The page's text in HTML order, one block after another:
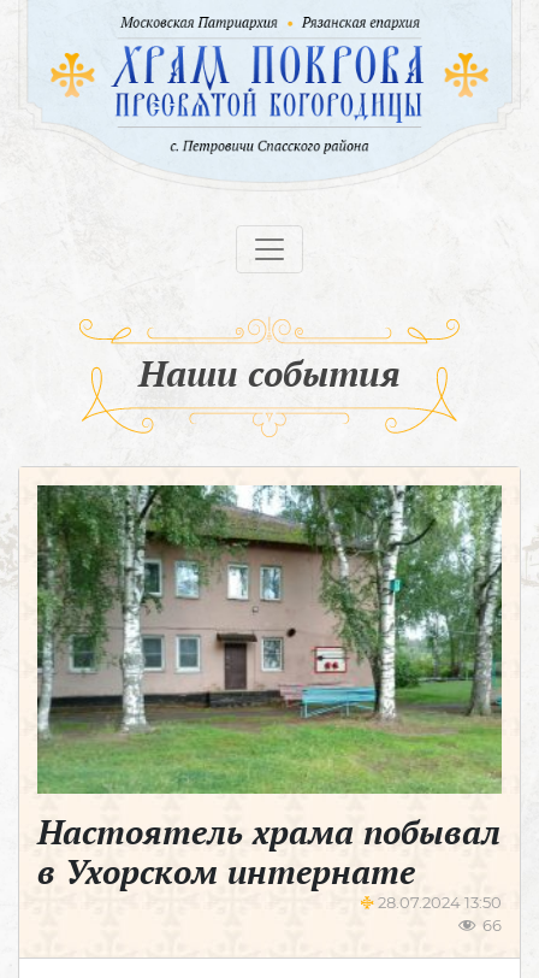
Наши события
Настоятель храма побывал
в Ухорском интернате
28.07.2024 13:50
66